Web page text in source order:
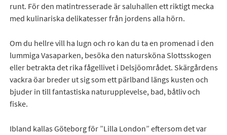
runt. För den matintresserade är saluhallen ett riktigt mecka
med kulinariska delikatesser från jordens alla hörn.
Om du hellre vill ha lugn och ro kan du ta en promenad i den
lummiga Vasaparken, besöka den natursköna Slottsskogen
eller betrakta det rika fågellivet i Delsjöområdet. Skärgårdens
vackra öar breder ut sig som ett pärlband längs kusten och
bjuder in till fantastiska naturupplevelse, bad, båtliv och
fiske.
Ibland kallas Göteborg för ”Lilla London” eftersom det var